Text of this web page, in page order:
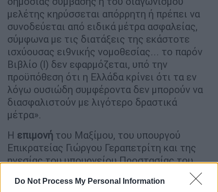
Do Not Process My Personal Information
μελέτης κηρύσσεται απόρρητη ή πρέπει να
συνοδεύεται από ειδικά μέτρα ασφαλείας,
σύμφωνα με τις διατάξεις της εκάστοτε
ισχύουσας ει9νικής νομοθεσίας... το παρόν
Βιβλίο (Ι) δεν εφαρμόζεται, υπό την
προϋπόθεση ότι η Ελλάδα κρίνει ότι τα εν
λόγω ουσιώδη συμφέροντα δεν μπορούν να
διασφαλιστούν με λιγότερο δραστικά
μέτρα».
Η επιμονή του Μαξίμου, του υπουργού
Επικρατείας Γιώργου Γεραπετρίτη και της
ηγεσίας του υπουργείου Προστασίας του
Πολίτη να μην αποκαλύπτουν τι αφορούν
αυτές οι συμβάσεις είναι ξεκάθαρο ότι